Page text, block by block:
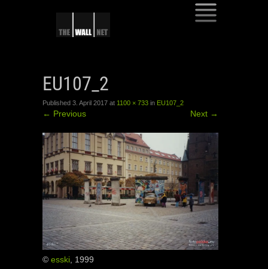
TO
CONTENT
EU107_2
Published 3. April 2017 at 1100 × 733 in EU107_2
← Previous Next →
© esski, 1999